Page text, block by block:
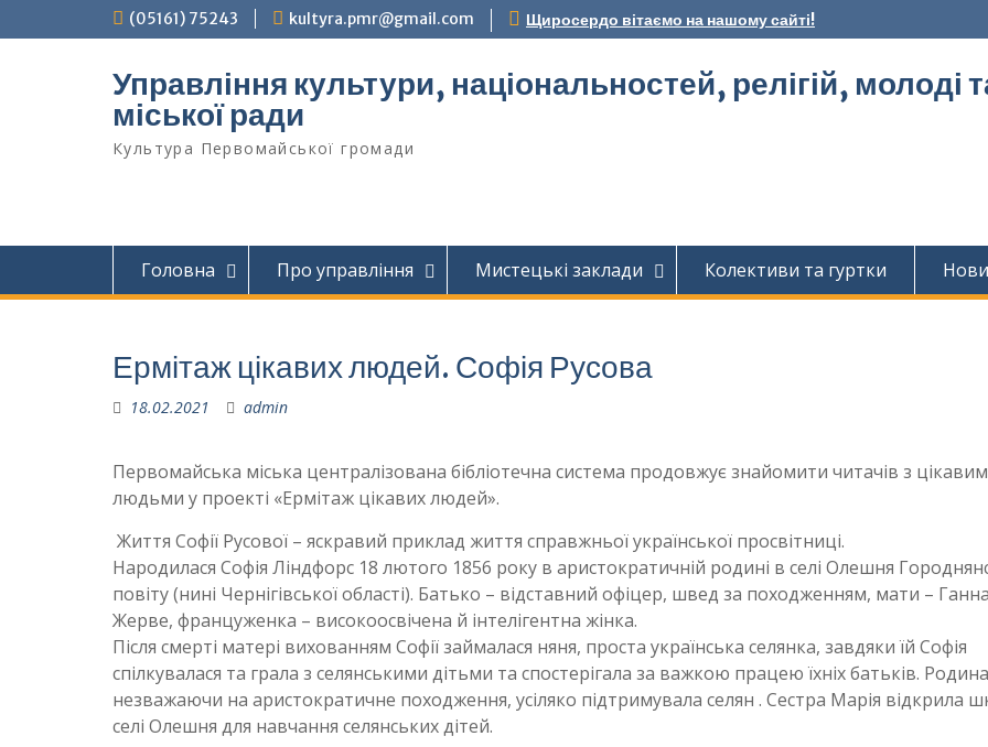
до
(05161) 75243 kultyra.pmr@gmail.com Щиросердо вітаємо на нашому сайті!
Управління культури, національностей, релігій, молоді
міської ради
Культура Первомайcької громади
Головна Про управління Мистецькі заклади Колективи та гуртки
Ермітаж цікавих людей. Софія Русова
18.02.2021 admin
Первомайська міська централізована бібліотечна система продовжує знайомити читачів з
людьми у проекті «Ермітаж цікавих людей».
Життя Софії Русової – яскравий приклад життя справжньої української просвітниці.
Народилася Софія Ліндфорс 18 лютого 1856 року в аристократичній родині в селі Олешня
повіту (нині Чернігівської області). Батько – відставний офіцер, швед за походженням, мати – Ганна
Жерве, француженка – високоосвічена й інтелігентна жінка.
Після смерті матері вихованням Софії займалася няня, проста українська селянка, завдяки їй Софія
спілкувалася та грала з селянськими дітьми та спостерігала за важкою працею їхніх батьків. Родина
незважаючи на аристократичне походження, усіляко підтримувала селян . Сестра Марія відкрила
селі Олешня для навчання селянських дітей.